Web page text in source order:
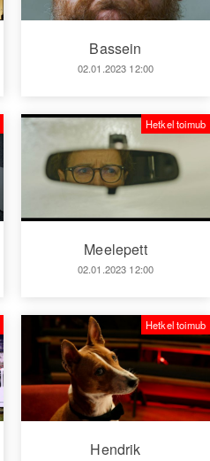
Bassein
02.01.2023 12:00
Meelepett
02.01.2023 12:00
Hetkel toimub
Hendrik
Hetkel toimub